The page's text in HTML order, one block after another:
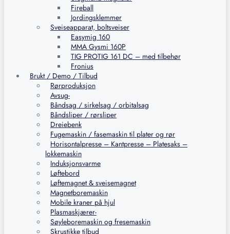
Fireball
Jordingsklemmer
Sveiseapparat, boltsveiser
Easymig 160
MMA Gysmi 160P
TIG PROTIG 161 DC – med tilbehør
Fronius
Brukt / Demo / Tilbud
Rørproduksjon
Avsug-
Båndsag / sirkelsag / orbitalsag
Båndsliper / rørsliper
Dreiebenk
Fugemaskin / fasemaskin til plater og rør
Horisontalpresse – Kantpresse – Platesaks –
lokkemaskin
Induksjonsvarme
Løftebord
Løftemagnet & sveisemagnet
Magnetboremaskin
Mobile kraner på hjul
Plasmaskjærer-
Søyleboremaskin og fresemaskin
Skrustikke tilbud